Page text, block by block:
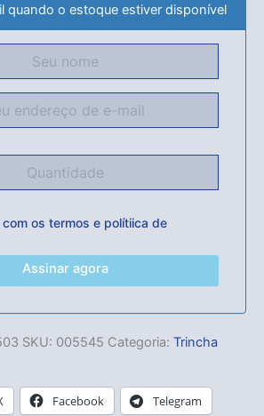
quando o estoque estiver disponível
os termos e polítiica de
Assinar agora
SKU: 005545 Categoria: Trincha
Facebook Telegram